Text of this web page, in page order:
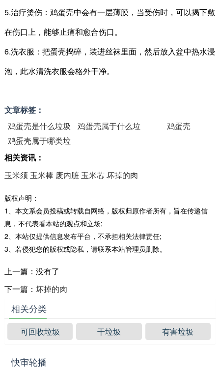
5.治疗烫伤：鸡蛋壳中会有一层薄膜，当受伤时，可以揭下敷
在伤口上，能够止痛和愈合伤口。
6.洗衣服：把蛋壳捣碎，装进丝袜里面，然后放入盆中热水浸
泡，此水清洗衣服会格外干净。
文章标签：
鸡蛋壳是什么垃圾
鸡蛋壳属于什么垃
鸡蛋壳
鸡蛋壳属于哪类垃
圾
相关资讯：
玉米须 玉米棒 废内脏 玉米芯坏掉的肉
版权声明：
1、本文系会员投稿或转载自网络，版权归原作者所有，旨在传递信
息，不代表看本站的观点和立场;
2、本站仅提供信息发布平台，不承担相关法律责任;
3、若侵犯您的版权或隐私，请联系本站管理员删除。
上一篇：没有了
下一篇： 坏掉的肉
相关分类
可回收垃圾 干垃圾 有害垃圾
快审轮播